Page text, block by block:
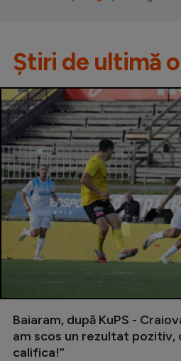
Știri de ultimă
Baiaram, după KuPS -
am scos un rezultat pozitiv,
califica!”